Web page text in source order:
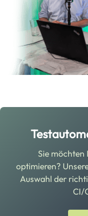
Sie möchten
optimieren?
Auswahl der
CI/